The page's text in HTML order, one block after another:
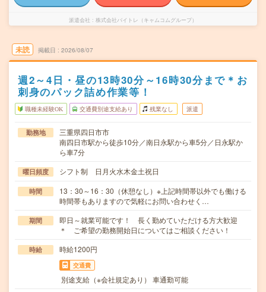
派遣会社 株式会社バイトレ（キャムコムグループ）
未読 掲載日 2026/08/07
週2～4日・昼の13時30分～16時30分まで＊お
刺身のパック詰め作業等！
職種未経験OK 交通費別途支給あり 残業なし 派遣
勤務地
三重県四日市市
南四日市駅から徒歩10分／南日永駅から車5分／日永駅か
ら車7分
曜日頻度 シフト制 日月火水木金土祝日
時間
13：30～16：30（休憩なし）※上記時間帯以外でも働ける
時間帯もありますので気軽にお問い合わせく…
期間
即日～就業可能です！ 長く勤めていただける方大歓迎
＊ ご希望の勤務開始日についてはご相談ください！
時給 時給1200円
交通費
別途支給（※会社規定あり） 車通勤可能